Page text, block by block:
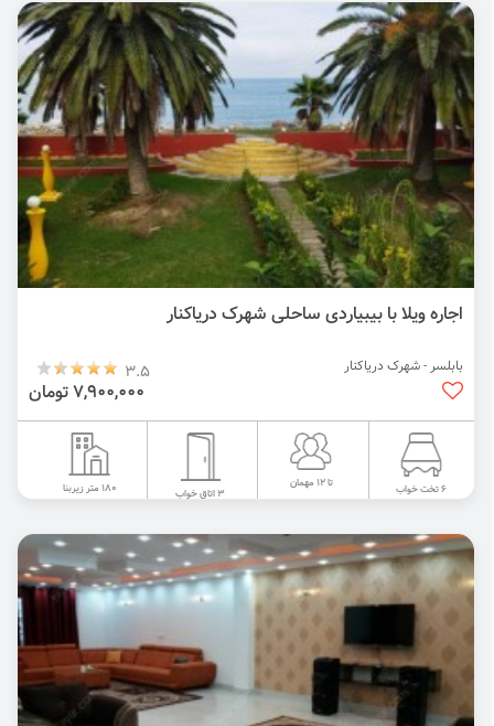
اجاره ویلا با بیبیاردی ساحلی شهرک دریاکنار
بابلسر - شهرک دریاکنار 3.5
7,900,000 تومان
6 تخت خواب تا 12 مهمان
3 اتاق خواب 180 متر زیربنا